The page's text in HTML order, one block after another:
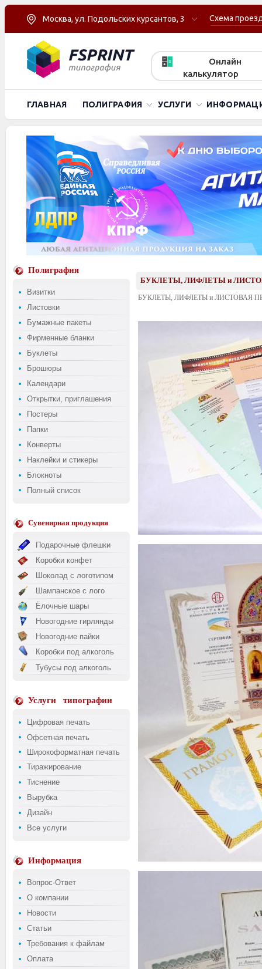
Москва, ул. Подольских курсантов, 3 Схема
Онлайн
калькулятор
ГЛАВНАЯ ПОЛИГРАФИЯ УСЛУГИ
Полиграфия
Визитки
Листовки
Бумажные пакеты
Фирменные бланки
Буклеты
Брошюры
Календари
Открытки, приглашения
Постеры
Папки
Конверты
Наклейки и стикеры
Блокноты
Полный список
Сувенирная продукция
Подарочные флешки
Коробки конфет
Шоколад с логотипом
Шампанское с лого
Ёлочные шары
Новогодние гирлянды
Новогодние пайки
Коробки под алкоголь
Тубусы под алкоголь
Услуги типографии
Цифровая печать
Офсетная печать
Широкоформатная печать
Тиражирование
Тиснение
Вырубка
Дизайн
Все услуги
Информация
Вопрос-Ответ
О компании
Новости
Статьи
Требования к файлам
Оплата
БУКЛЕТЫ, ЛИФЛЕТЫ и
БУКЛЕТЫ, ЛИФЛЕТЫ и ЛИСТОВАЯ